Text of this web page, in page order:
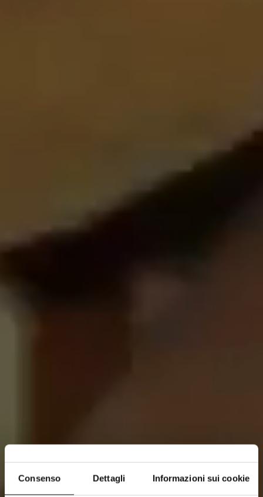
Consenso Dettagli Informazioni sui cookie